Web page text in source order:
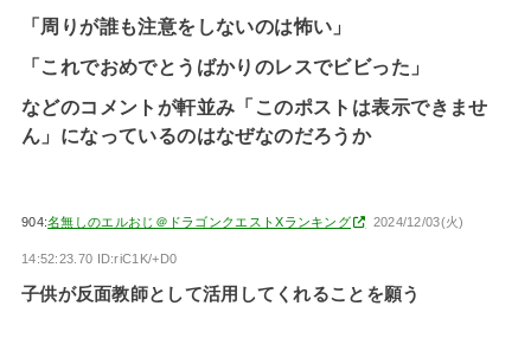
「周りが誰も注意をしないのは怖い」
「これでおめでとうばかりのレスでビビった」
などのコメントが軒並み「このポストは表示できませ
ん」になっているのはなぜなのだろうか
904:名無しのエルおじ＠ドラゴンクエストXランキング 2024/12/03(火)
14:52:23.70 ID:riC1K/+D0
子供が反面教師として活用してくれることを願う